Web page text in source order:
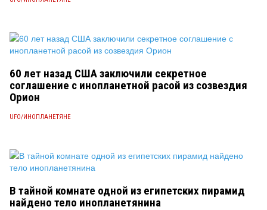
60 лет назад США заключили секретное
соглашение с инопланетной расой из созвездия
Орион
UFO/ИНОПЛАНЕТЯНЕ
В тайной комнате одной из египетских пирамид
найдено тело инопланетянина